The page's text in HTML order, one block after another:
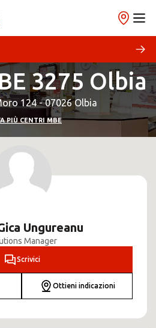
3275 Olbia
124 - 07026 Olbia
PIÙ CENTRI MBE
Ungureanu
Manager
Scrivici
Ottieni indicazioni